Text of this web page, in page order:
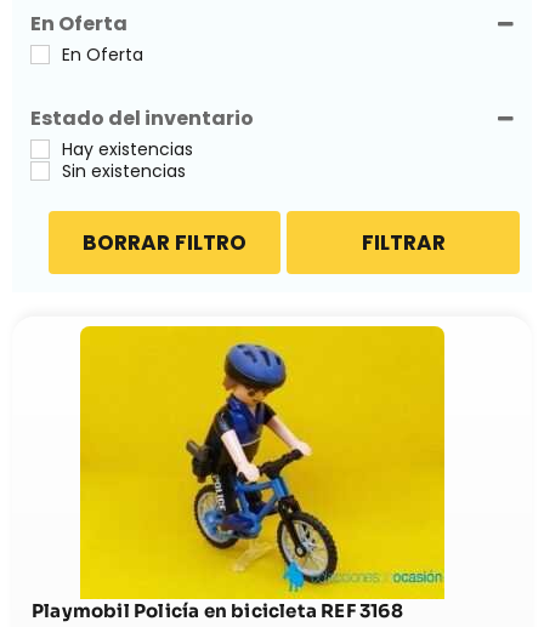
En Oferta
En Oferta
Estado del inventario
Hay existencias
Sin existencias
FILTRAR
BORRAR FILTRO
Playmobil Policía en bicicleta REF 3168